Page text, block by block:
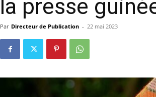
la presse
Par Directeur de Publication - 22 mai 2023